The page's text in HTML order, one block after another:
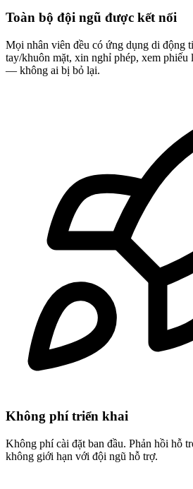
Toàn bộ đội ngũ được kết nối
Mọi nhân viên đều có ứng dụng di động
tay/khuôn mặt, xin nghỉ phép, xem phiếu
— không ai bị bỏ lại.
Không phí triển khai
Không phí cài đặt ban đầu. Phản hồi hỗ
không giới hạn với đội ngũ hỗ trợ.